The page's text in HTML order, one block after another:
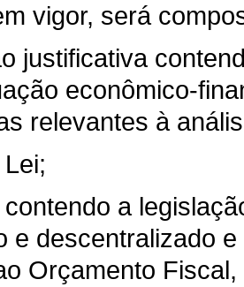
vigor, será
justificativa
econômico-
relevantes à
a
e descentralizado
Orçamento